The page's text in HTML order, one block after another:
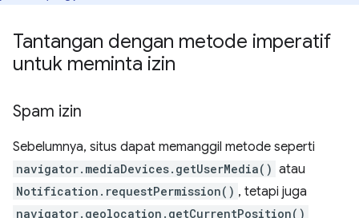
Tantangan dengan metode imperatif
untuk meminta izin
Spam izin
Sebelumnya, situs dapat memanggil metode seperti
navigator.mediaDevices.getUserMedia() atau
Notification.requestPermission() , tetapi juga
navigator.geolocation.getCurrentPosition()